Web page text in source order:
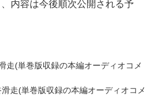
内容は今後順次公開される予
走(単巻版収録の本編オーディオコメ
走(単巻版収録の本編オーディオコメ